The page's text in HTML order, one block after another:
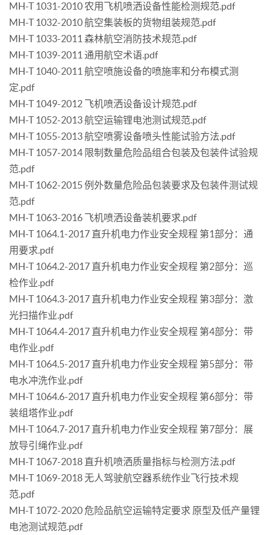
MH-T 1031-2010 农用飞机喷洒设备性能检测规范.pdf
MH-T 1032-2010 航空集装板的货物组装规范.pdf
MH-T 1033-2011 森林航空消防技术规范.pdf
MH-T 1039-2011 通用航空术语.pdf
MH-T 1040-2011 航空喷施设备的喷施率和分布模式测
定.pdf
MH-T 1049-2012 飞机喷洒设备设计规范.pdf
MH-T 1052-2013 航空运输锂电池测试规范.pdf
MH-T 1055-2013 航空喷雾设备喷头性能试验方法.pdf
MH-T 1057-2014 限制数量危险品组合包装及包装件试验规
范.pdf
MH-T 1062-2015 例外数量危险品包装要求及包装件测试规
范.pdf
MH-T 1063-2016 飞机喷洒设备装机要求.pdf
MH-T 1064.1-2017 直升机电力作业安全规程 第1部分：通
用要求.pdf
MH-T 1064.2-2017 直升机电力作业安全规程 第2部分：巡
检作业.pdf
MH-T 1064.3-2017 直升机电力作业安全规程 第3部分：激
光扫描作业.pdf
MH-T 1064.4-2017 直升机电力作业安全规程 第4部分：带
电作业.pdf
MH-T 1064.5-2017 直升机电力作业安全规程 第5部分：带
电水冲洗作业.pdf
MH-T 1064.6-2017 直升机电力作业安全规程 第6部分：带
装组塔作业.pdf
MH-T 1064.7-2017 直升机电力作业安全规程 第7部分：展
放导引绳作业.pdf
MH-T 1067-2018 直升机喷洒质量指标与检测方法.pdf
MH-T 1069-2018 无人驾驶航空器系统作业飞行技术规
范.pdf
MH-T 1072-2020 危险品航空运输特定要求 原型及低产量锂
电池测试规范.pdf